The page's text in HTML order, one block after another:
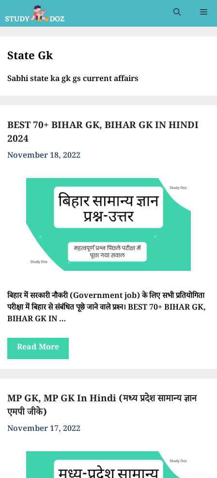
to
content
State Gk
Sabhi state ka gk gs current affairs
BEST 70+ BIHAR GK, BIHAR GK IN HINDI
2024
November 18, 2022
बिहार में सरकारी नौकरी (Government job) के लिए सभी प्रतियोगिता
परीक्षा में बिहार से संबंधित पूछे जाने वाले प्रश्न। BEST 70+ BIHAR GK,
BIHAR GK IN …
Read More
MP GK, MP GK In Hindi (मध्य प्रदेश सामान्य ज्ञान
एमपी जीके)
November 17, 2022